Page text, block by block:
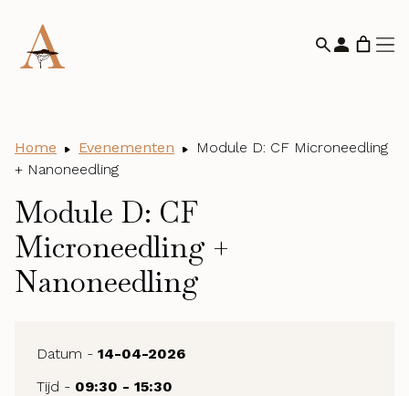
Home Evenementen
Module D: CF Microneedling
+ Nanoneedling
Module D: CF
Microneedling +
Nanoneedling
Datum - 14-04-2026
Tijd - 09:30 - 15:30